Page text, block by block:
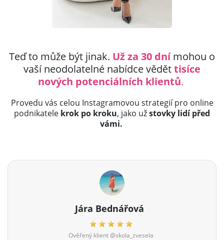
Teď to může být jinak. Už za 30 dnímohou o
vaší neodolatelné nabídce věděttisíce
nových potenciálních klientů.
Provedu vás celou Instagramovou strategií pro online
podnikatele krok po kroku, jako užstovky lidí před
vámi.
Jára Bednářová
Ověřený klient @skola_zvesela